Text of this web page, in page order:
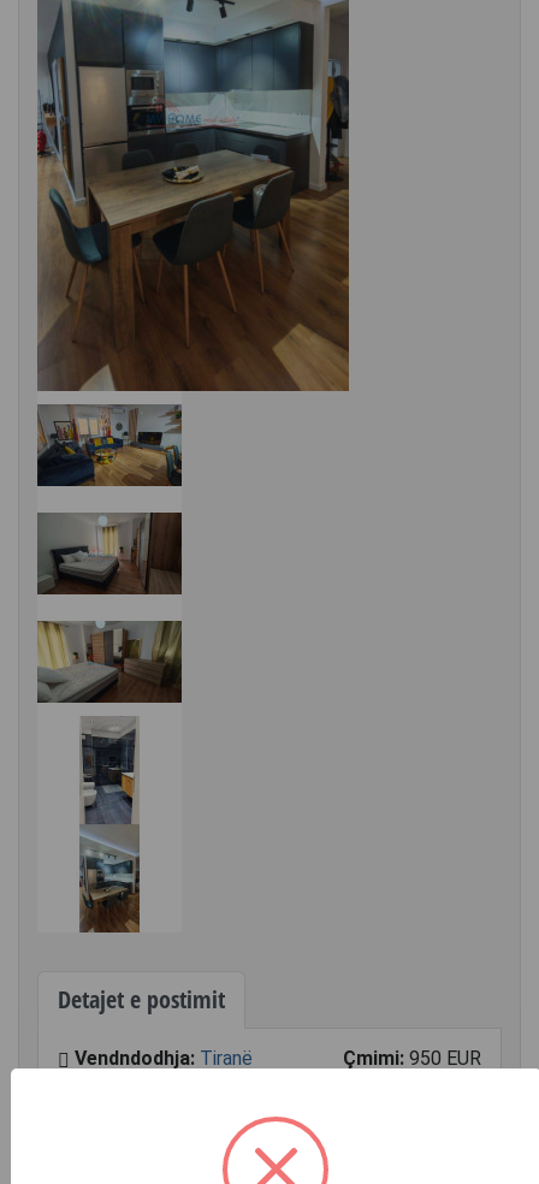
Detajet e postimit
Vendndodhja: Tiranë
Çmimi: 950 EUR
Komuna e Parisit, prane German Computers, disponojme